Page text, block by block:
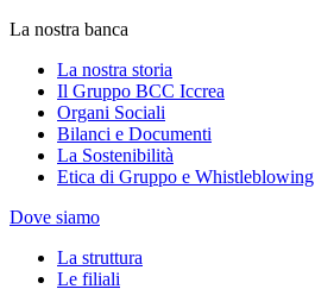
La nostra banca
La nostra storia
Il Gruppo BCC Iccrea
Organi Sociali
Bilanci e Documenti
La Sostenibilità
Etica di Gruppo e Whistleblowing
Dove siamo
La struttura
Le filiali